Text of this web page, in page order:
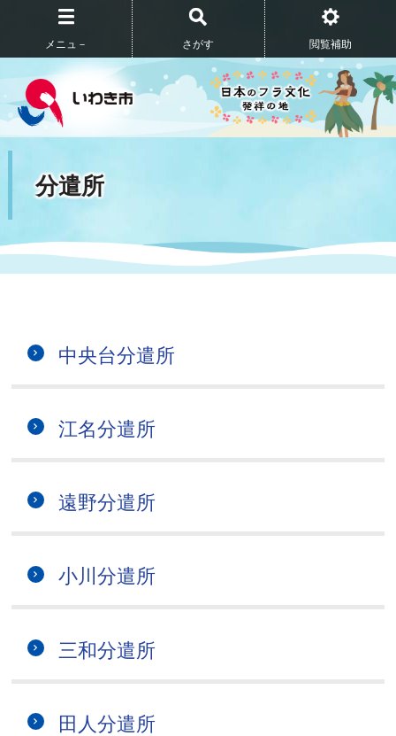
メニュ－ さがす 閲覧補助
分遣所
中央台分遣所
江名分遣所
遠野分遣所
小川分遣所
三和分遣所
田人分遣所